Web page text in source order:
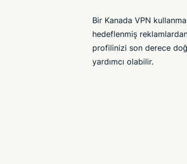
Bir Kanada VPN
hedeflenmiş
profilinizi son derece
yardımcı olabilir.